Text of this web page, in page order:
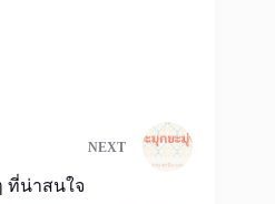
NEXT
ที่น่าสนใจ